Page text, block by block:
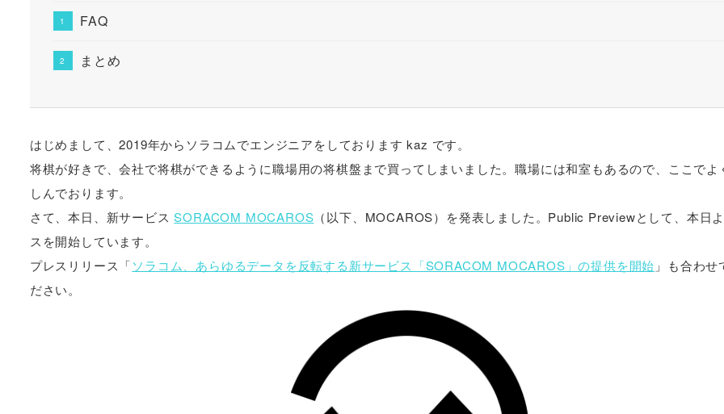
FAQ
まとめ
はじめまして、2019年からソラコムでエンジニアをしております kaz です。
将棋が好きで、会社で将棋ができるように職場用の将棋盤まで買ってしまいました。職場には和室もあるので、ここでよ
しんでおります。
さて、本日、新サービスSORACOM MOCAROS （以下、MOCAROS）を発表しました。Public Previewとして、本日
スを開始しています。
プレスリリース「ソラコム、あらゆるデータを反転する新サービス「SORACOM MOCAROS」の提供を開始 」も合わせ
ださい。